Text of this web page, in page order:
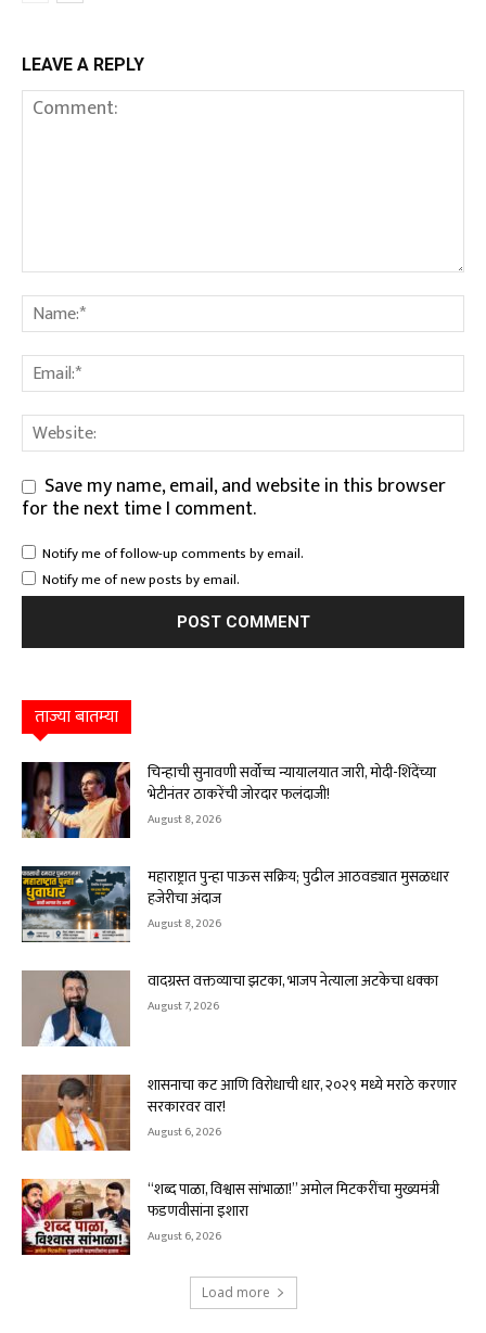
LEAVE A REPLY
Save my name, email, and website in this browser
for the next time I comment.
Notify me of follow-up comments by email.
Notify me of new posts by email.
ताज्या बातम्या
चिन्हाची सुनावणी सर्वोच्च न्यायालयात जारी, मोदी-शिंदेंच्या
भेटीनंतर ठाकरेंची जोरदार फलंदाजी!
August 8, 2026
महाराष्ट्रात पुन्हा पाऊस सक्रिय; पुढील आठवड्यात मुसळधार
हजेरीचा अंदाज
August 8, 2026
वादग्रस्त वक्तव्याचा झटका, भाजप नेत्याला अटकेचा धक्का
August 7, 2026
शासनाचा कट आणि विरोधाची धार, २०२९ मध्ये मराठे करणार
सरकारवर वार!
August 6, 2026
“शब्द पाळा, विश्वास सांभाळा!” अमोल मिटकरींचा मुख्यमंत्री
फडणवीसांना इशारा
August 6, 2026
Load more